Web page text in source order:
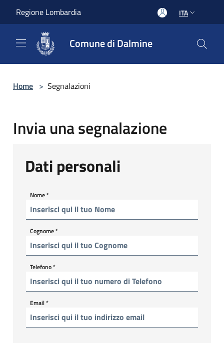
Regione Lombardia ITA
Comune di Dalmine
Home > Segnalazioni
Invia una segnalazione
Dati personali
Nome*
Cognome*
Telefono*
Email*